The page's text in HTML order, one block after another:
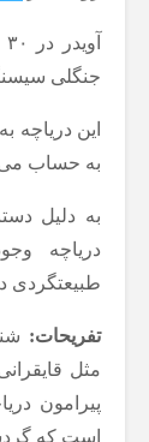
جنگلی
این دریاچه
به حساب
به دلیل
دریاچه
طبیعتگردی
تفریحات:
مثل
پیرامون
است که